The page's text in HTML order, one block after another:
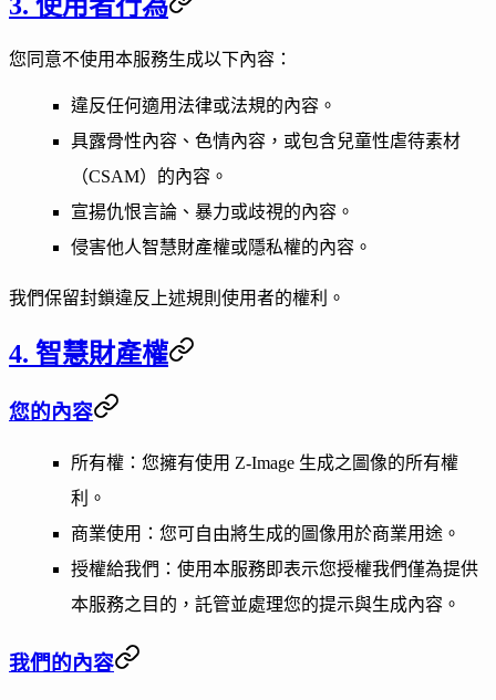
3. 使用者行為
您同意不使用本服務生成以下內容：
違反任何適用法律或法規的內容。
具露骨性內容、色情內容，或包含兒童性虐待素材
（CSAM）的內容。
宣揚仇恨言論、暴力或歧視的內容。
侵害他人智慧財產權或隱私權的內容。
我們保留封鎖違反上述規則使用者的權利。
4. 智慧財產權
您的內容
所有權 ：您擁有使用 Z-Image 生成之圖像的所有權
利。
商業使用 ：您可自由將生成的圖像用於商業用途。
授權給我們 ：使用本服務即表示您授權我們僅為提供
本服務之目的，託管並處理您的提示與生成內容。
我們的內容